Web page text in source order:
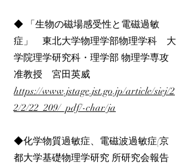
◆ 「生物の磁場感受性と電磁過敏
症」 東北大学物理学部物理学科 大
学院理学研究科・理学部 物理学専攻
准教授 宮田英威
https://www.jstage.jst.go.jp/article/siej/2
2/2/22_209/_pdf/-char/ja
◆化学物質過敏症、電磁波過敏症(京
都大学基礎物理学研究 所研究会報告